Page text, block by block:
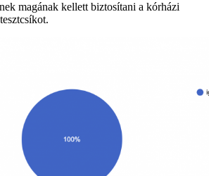
magának kellett biztosítani a kórházi